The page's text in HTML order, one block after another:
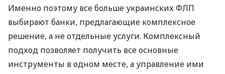
Именно поэтому все больше украинских ФЛП
выбирают банки, предлагающие комплексное
решение, а не отдельные услуги. Комплексный
подход позволяет получить все основные
инструменты в одном месте, а управление ими